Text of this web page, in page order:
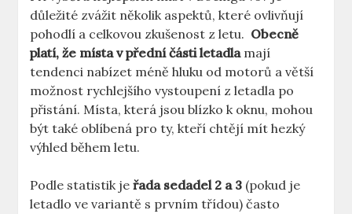
⁢důležité ​zvážit několik aspektů, které ovlivňují
pohodlí a celkovou zkušenost z ⁣letu. ⁢ Obecně
platí, že místa v přední části letadlamají
⁢tendenci nabízet méně hluku od motorů a větší‍
možnost rychlejšího ​vystoupení ⁣z letadla po
přistání.⁣ Místa, která jsou blízko k ⁤oknu, mohou
být také oblíbená pro ty, kteří chtějí mít hezký
výhled během letu.
Podle statistik jeřada sedadel 2 a 3 (pokud je
letadlo ⁤ve ⁤variantě s prvním ⁣třídou)​ často